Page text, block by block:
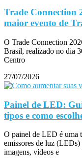
Trade Connection
maior evento de
O Trade Connection
Brasil, realizado no dia
Centro
27/07/2026
Painel de LED:
tipos e como
O painel de LED é uma
emissores de luz
imagens, vídeos e